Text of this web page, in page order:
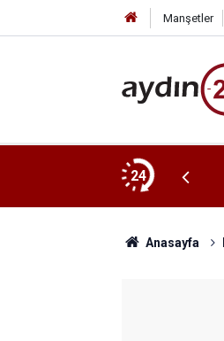
Manşetler
24
Anasayfa